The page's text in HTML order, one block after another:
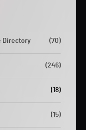
Directory (70)
(246)
(18)
(15)